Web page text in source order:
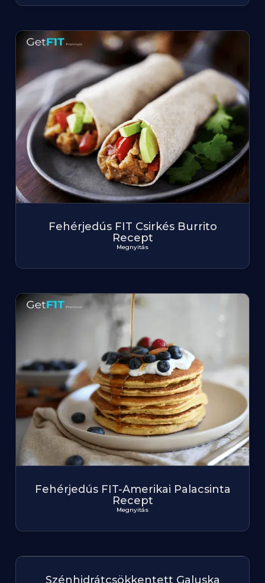
Fehérjedús FIT Csirkés Burrito
Recept
Megnyitás
Fehérjedús FIT-Amerikai Palacsinta
Recept
Megnyitás
Szénhidrátcsökkentett Galuska